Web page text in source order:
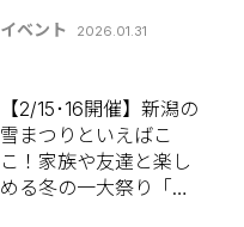
2026】
イベント 2026.01.31
【2/15･16開催】新潟の
雪まつりといえばこ
こ！家族や友達と楽し
める冬の一大祭り「第